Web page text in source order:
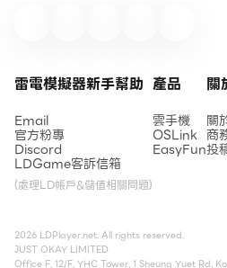
雷電模擬器新手幫助
Email
官方粉專
Discord
LDGame客訴信箱
(處理LD帳戶&儲值相關問題)
產品
雲手機
OSLink
EasyFun
關
關
商
投
2026 LDPlayer.net. All rights reserved.
JUST OKAY LIMITED
Office F, 12/F, YHC Tower, 1 Sheung Yuet Rd,